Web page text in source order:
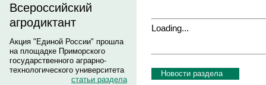
Всероссийский
агродиктант
Акция "Единой России" прошла
на площадке Приморского
государственного аграрно-
технологического университета
статьи раздела
Loading...
Новости раздела